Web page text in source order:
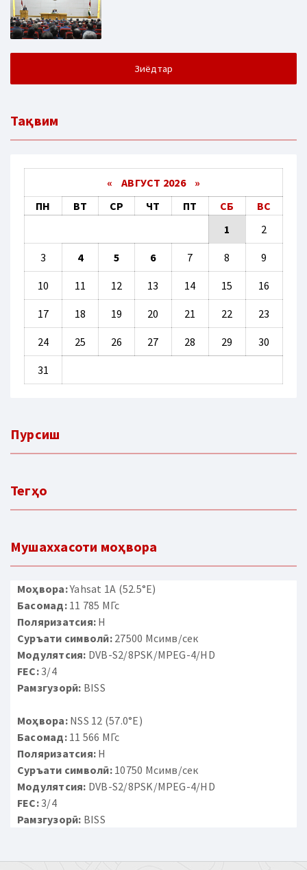
Зиёдтар
Тақвим
« АВГУСТ 2026 »
ПН
ВТ СР ЧТ ПТ СБ
ВС
1
2
3 4 5 6 7 8 9
10 11 12 13 14 15 16
17 18 19 20 21 22 23
24 25 26 27 28 29 30
31
Пурсиш
Тегҳо
Мушаххасоти моҳвора
Моҳвора:Yahsat 1A (52.5°E)
Басомад:11 785 МГс
Поляризатсия: H
Суръати символӣ:27500 Мсимв/сек
Модулятсия: DVB-S2/8PSK/MPEG-4/HD
FEC:3/4
Рамзгузорӣ: BISS
Моҳвора:NSS 12 (57.0°E)
Басомад:11 566 МГс
Поляризатсия: H
Суръати символӣ:10750 Мсимв/сек
Модулятсия: DVB-S2/8PSK/MPEG-4/HD
FEC:3/4
Рамзгузорӣ: BISS